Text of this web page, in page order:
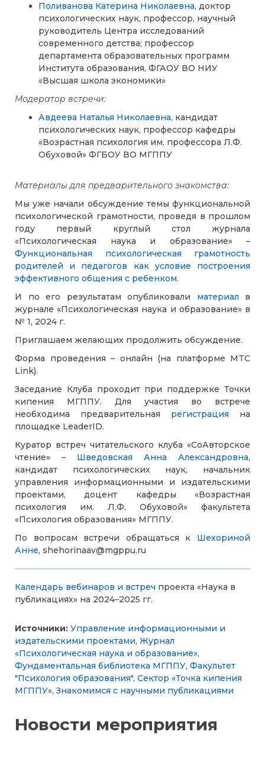
Поливанова Катерина Николаевна, доктор
психологических наук, профессор, научный
руководитель Центра исследований
современного детства; профессор
департамента образовательных программ
Института образования, ФГАОУ ВО НИУ
«Высшая школа экономики»
Модератор встречи:
Авдеева Наталья Николаевна, кандидат
психологических наук, профессор кафедры
«Возрастная психология им. профессора Л.Ф.
Обуховой» ФГБОУ ВО МГППУ
Материалы для предварительного знакомства:
Мы уже начали обсуждение темы функциональной
психологической грамотности, проведя в прошлом
году первый круглый стол журнала
«Психологическая наука и образование» –
Функциональная психологическая грамотность
родителей и педагогов как условие построения
эффективного общения с ребенком.
И по его результатам опубликовали материал в
журнале «Психологическая наука и образование» в
№ 1, 2024 г.
Приглашаем желающих продолжить обсуждение.
Форма проведения – онлайн (на платформе MTC
Link).
Заседание Клуба проходит при поддержке Точки
кипения МГППУ. Для участия во встрече
необходима предварительная регистрация на
площадке LeaderID.
Куратор встреч читательского клуба «СоАвторское
чтение» – Шведовская Анна Александровна,
кандидат психологических наук, начальник
управления информационными и издательскими
проектами, доцент кафедры «Возрастная
психология им. Л.Ф. Обуховой» факультета
«Психология образования» МГППУ.
По вопросам встречи обращаться к Шехориной
Анне, shehorinaav@mgppu.ru
Календарь вебинаров и встреч проекта «Наука в
публикациях» на 2024–2025 гг.
Источники: Управление информационными и
издательскими проектами, Журнал
«Психологическая наука и образование»,
Фундаментальная библиотека МГППУ, Факультет
"Психология образования", Сектор «Точка кипения
МГППУ»,Знакомимся с научными публикациями
Новости мероприятия